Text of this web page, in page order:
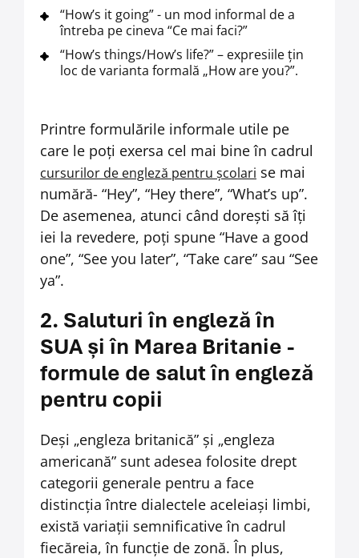
“How’s it going” - un mod informal de a
întreba pe cineva “Ce mai faci?”
“How’s things/How’s life?” – expresiile țin
loc de varianta formală „How are you?”.
Printre formulările informale utile pe
care le poți exersa cel mai bine în cadrul
cursurilor de engleză pentru școlari se mai
numără- “Hey”, “Hey there”, “What’s up”.
De asemenea, atunci când dorești să îți
iei la revedere, poți spune “Have a good
one”, “See you later”, “Take care” sau “See
ya”.
2. Saluturi în engleză în
SUA și în Marea Britanie -
formule de salut în engleză
pentru copii
Deși „engleza britanică” și „engleza
americană” sunt adesea folosite drept
categorii generale pentru a face
distincția între dialectele aceleiași limbi,
există variații semnificative în cadrul
fiecăreia, în funcție de zonă. În plus,